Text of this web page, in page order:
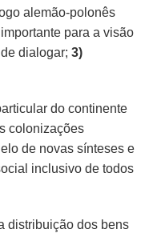
alemão-polonês
para a visão
dialogar; 3)
do continente
colonizações
de novas sínteses e
inclusivo de todos
distribuição dos bens